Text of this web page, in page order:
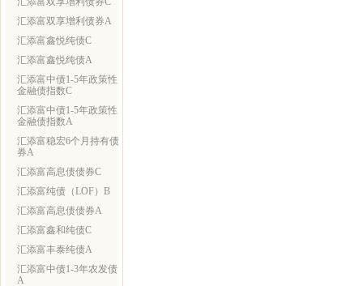
汇添富双享增利债券A
汇添富鑫悦纯债C
汇添富鑫悦纯债A
汇添富中债1-5年政策性
金融债指数C
汇添富中债1-5年政策性
金融债指数A
汇添富稳宏6个月持有债
券A
汇添富高息债债券C
汇添富纯债（LOF）B
汇添富高息债债券A
汇添富鑫和纯债C
汇添富丰泰纯债A
汇添富中债1-3年农发债
A